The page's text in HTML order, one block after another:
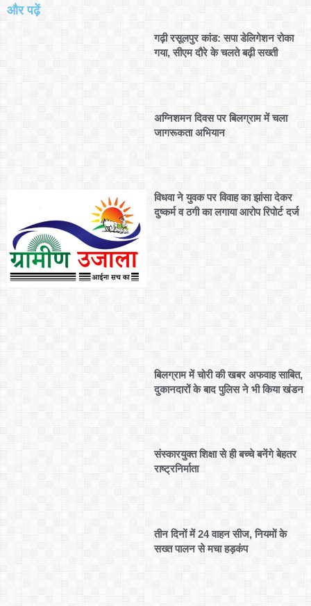
और पढ़ें
गढ़ी रसूलपुर कांड: सपा डेलिगेशन रोका
गया, सीएम दौरे के चलते बढ़ी सख्ती
अग्निशमन दिवस पर बिलग्राम में चला
जागरूकता अभियान
विधवा ने युवक पर विवाह का झांसा देकर
दुष्कर्म व ठगी का लगाया आरोप रिपोर्ट दर्ज
बिलग्राम में चोरी की खबर अफवाह साबित,
दुकानदारों के बाद पुलिस ने भी किया खंडन
संस्कारयुक्त शिक्षा से ही बच्चे बनेंगे बेहतर
राष्ट्रनिर्माता
तीन दिनों में 24 वाहन सीज, नियमों के
सख्त पालन से मचा हड़कंप